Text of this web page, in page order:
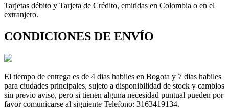
Tarjetas débito y Tarjeta de Crédito, emitidas en Colombia o en el
extranjero.
CONDICIONES DE ENVÍO
El tiempo de entrega es de 4 dias habiles en Bogota y 7 dias habiles
para ciudades principales, sujeto a disponibilidad de stock y cambios
sin previo aviso, pero si tienen alguna necesidad puntual pueden por
favor comunicarse al siguiente Telefono: 3163419134.